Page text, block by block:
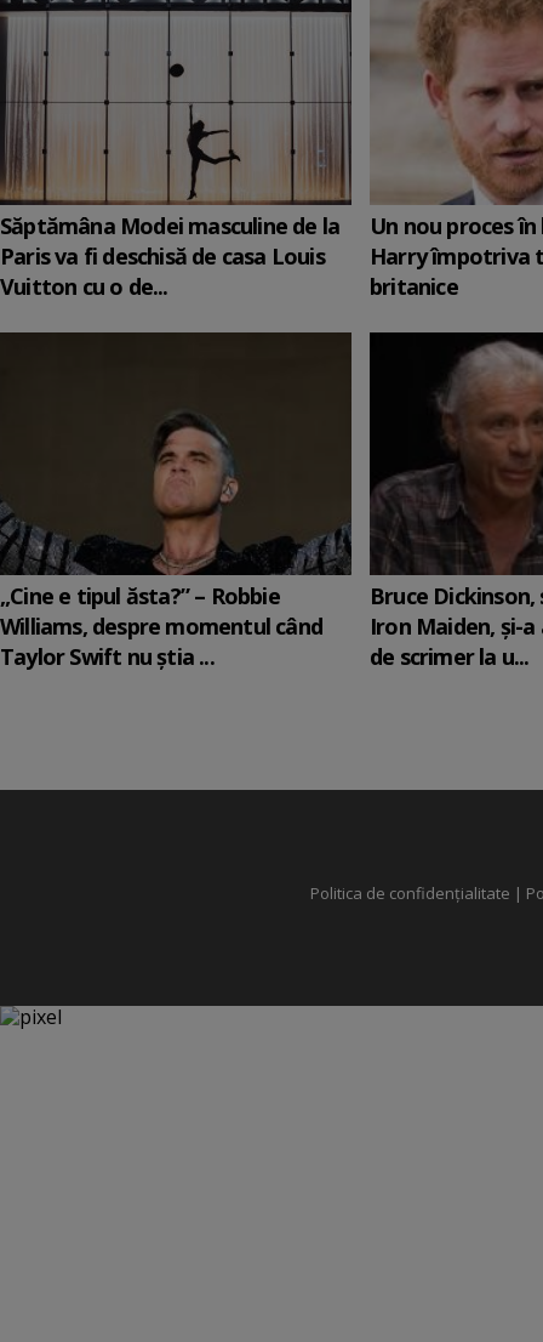
Săptămâna Modei masculine de la
Paris va fi deschisă de casa Louis
Vuitton cu o de...
Un nou proces
Harry împotriva
britanice
„Cine e tipul ăsta?” – Robbie
Williams, despre momentul când
Taylor Swift nu știa ...
Bruce
Iron Maiden, şi-
de scrimer la u...
Politica de confidențialitate |